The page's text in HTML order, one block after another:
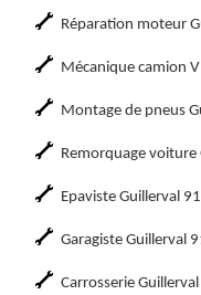
Réparation moteur
Mécanique camion
Montage de pneus
Remorquage
Epaviste Guillerval
Garagiste Guillerval
Carrosserie